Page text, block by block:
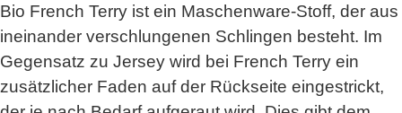
Bio French Terry ist ein Maschenware-Stoff, der aus
ineinander verschlungenen Schlingen besteht. Im
Gegensatz zu Jersey wird bei French Terry ein
zusätzlicher Faden auf der Rückseite eingestrickt,